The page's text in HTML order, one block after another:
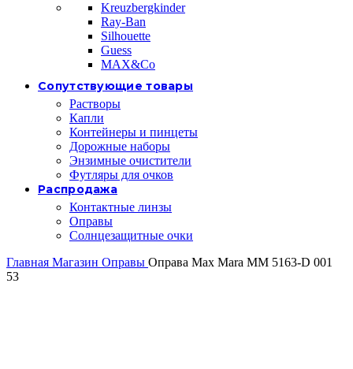
Kreuzbergkinder
Ray-Ban
Silhouette
Guess
MAX&Co
Сопутствующие товары
Растворы
Капли
Контейнеры и пинцеты
Дорожные наборы
Энзимные очистители
Футляры для очков
Распродажа
Контактные линзы
Оправы
Солнцезащитные очки
Главная Магазин Оправы Оправа Max Mara MM 5163-D 001
53